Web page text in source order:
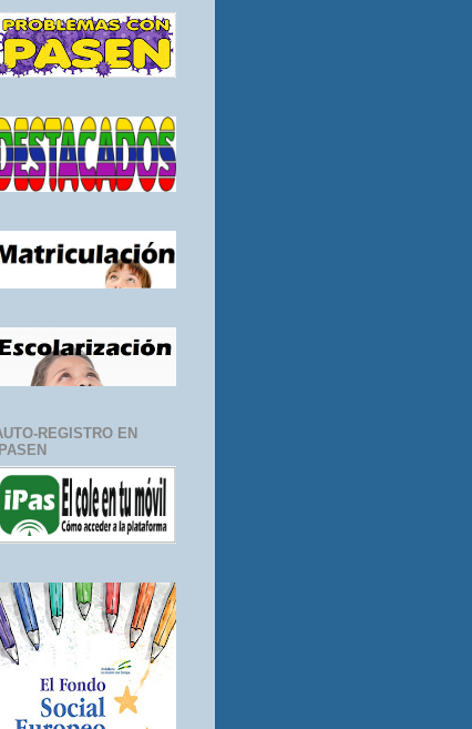
REGISTRO EN
IPASEN